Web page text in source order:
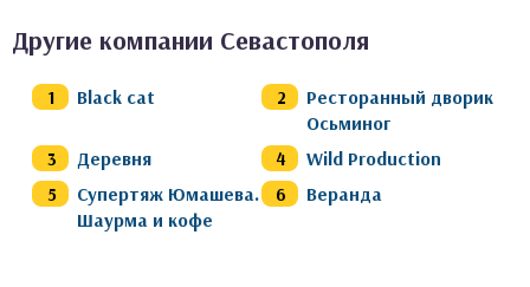
Другие компании Севастополя
Black cat
Ресторанный дворик
Осьминог
Деревня
Wild Production
Супертяж Юмашева.
Шаурма и кофе
Веранда